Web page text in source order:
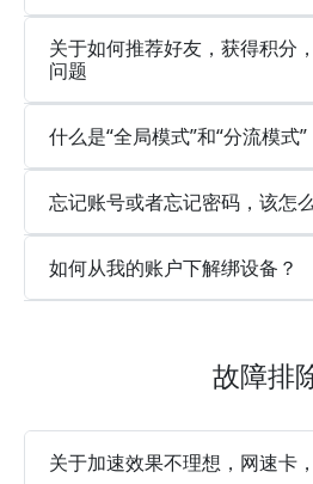
关于如何推荐好友，获得积分
问题
什么是“全局模式”和“分流模式”
忘记账号或者忘记密码，该怎
如何从我的账户下解绑设备？
故障排
关于加速效果不理想，网速卡